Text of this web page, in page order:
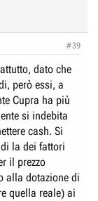
#39
dato che
però essi, a
Cupra ha più
si indebita
cash. Si
la dei fattori
il prezzo
alla dotazione di
quella reale) ai